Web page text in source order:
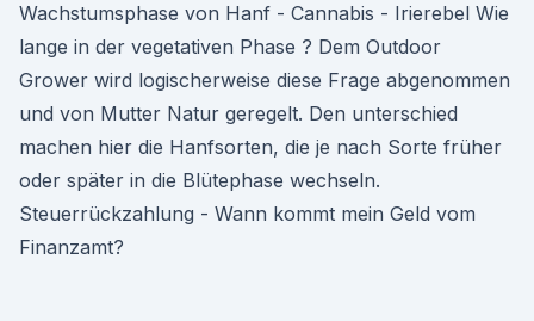
Wachstumsphase von Hanf - Cannabis - Irierebel Wie
lange in der vegetativen Phase ? Dem Outdoor
Grower wird logischerweise diese Frage abgenommen
und von Mutter Natur geregelt. Den unterschied
machen hier die Hanfsorten, die je nach Sorte früher
oder später in die Blütephase wechseln.
Steuerrückzahlung - Wann kommt mein Geld vom
Finanzamt?